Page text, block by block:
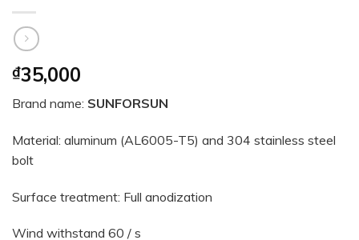
₫35,000
Brand name: SUNFORSUN
Material: aluminum (AL6005-T5) and 304 stainless steel
bolt
Surface treatment: Full anodization
Wind withstand 60 / s